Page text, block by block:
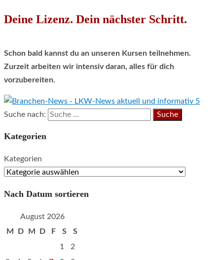
Deine Lizenz. Dein nächster Schritt.
Schon bald kannst du an unseren Kursen teilnehmen.
Zurzeit arbeiten wir intensiv daran, alles für dich
vorzubereiten.
Suche nach:
Kategorien
Kategorien
Nach Datum sortieren
August 2026
M
D M D F S
S
1
2